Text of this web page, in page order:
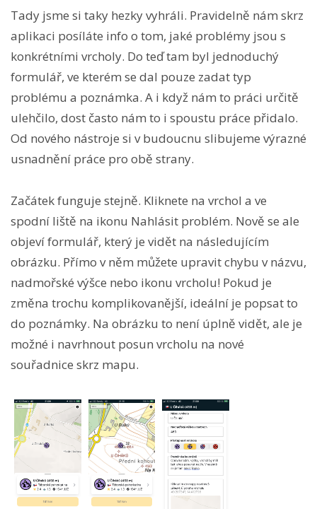
Tady jsme si taky hezky vyhráli. Pravidelně nám skrz
aplikaci posíláte info o tom, jaké problémy jsou s
konkrétními vrcholy. Do teď tam byl jednoduchý
formulář, ve kterém se dal pouze zadat typ
problému a poznámka. A i když nám to práci určitě
ulehčilo, dost často nám to i spoustu práce přidalo.
Od nového nástroje si v budoucnu slibujeme výrazné
usnadnění práce pro obě strany.
Začátek funguje stejně. Kliknete na vrchol a ve
spodní liště na ikonu Nahlásit problém. Nově se ale
objeví formulář, který je vidět na následujícím
obrázku. Přímo v něm můžete upravit chybu v názvu,
nadmořské výšce nebo ikonu vrcholu! Pokud je
změna trochu komplikovanější, ideální je popsat to
do poznámky. Na obrázku to není úplně vidět, ale je
možné i navrhnout posun vrcholu na nové
souřadnice skrz mapu.